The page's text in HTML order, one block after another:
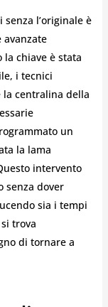
l’originale è
chiave è stata
i tecnici
la centralina della
un
la lama
intervento
senza dover
sia i tempi
trova
di tornare a